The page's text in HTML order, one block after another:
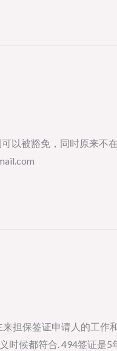
以被豁免，同时原来不
保签证申请人的工作
时候都符合. 494签证是